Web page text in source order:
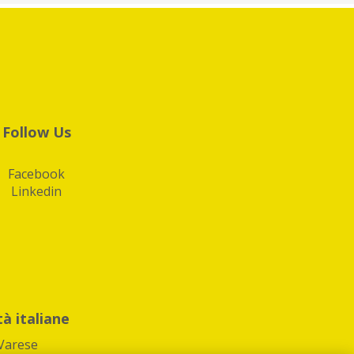
Follow Us
Facebook
Linkedin
italiane